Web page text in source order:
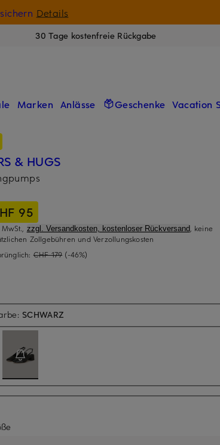
Details
30 Tage kostenfreie Rückgabe
Marken Anlässe Geschenke Vacation
& HUGS
95
zzgl. Versandkosten, kostenloser Rückversand, keine
Zollgebühren und Verzollungskosten
CHF 179 (-46%)
SCHWARZ